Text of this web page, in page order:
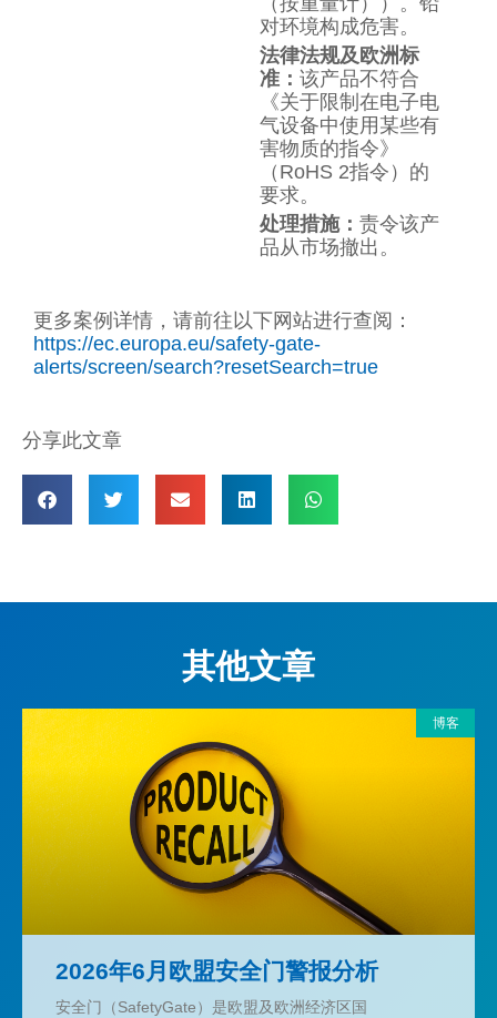
对环境构成危害。
法律法规及欧洲标
准： 该产品不符合
《关于限制在电子电
气设备中使用某些有
害物质的指令》
（RoHS 2指令）的
要求。
处理措施： 责令该产
品从市场撤出。
更多案例详情，请前往以下网站进行查阅：
https://ec.europa.eu/safety-gate-
alerts/screen/search?resetSearch=true
分享此文章
其他文章
博客
2026年6月欧盟安全门警报分析
安全门（SafetyGate）是欧盟及欧洲经济区国